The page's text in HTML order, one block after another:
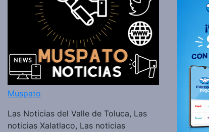
Muspato
Las Noticias del Valle de Toluca, Las
noticias Xalatlaco, Las noticias